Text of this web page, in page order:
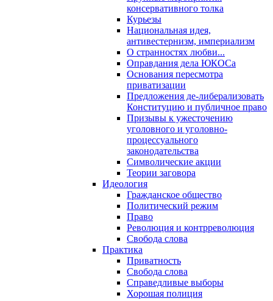
консервативного толка
Курьезы
Национальная идея,
антивестернизм, империализм
О странностях любви...
Оправдания дела ЮКОСа
Основания пересмотра
приватизации
Предложения де-либерализовать
Конституцию и публичное право
Призывы к ужесточению
уголовного и уголовно-
процессуального
законодательства
Символические акции
Теории заговора
Идеология
Гражданское общество
Политический режим
Право
Революция и контрреволюция
Свобода слова
Практика
Приватность
Свобода слова
Справедливые выборы
Хорошая полиция